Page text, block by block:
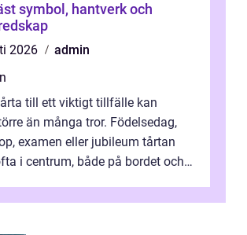
och
2026
admin
till ett viktigt tillfälle kan
än många tror. Födelsedag,
examen eller jubileum tårtan
i centrum, både på bordet och i